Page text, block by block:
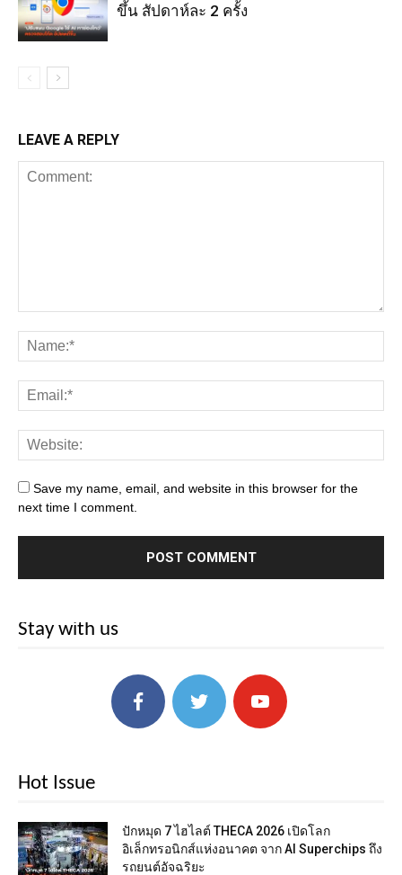
ขึ้น สัปดาห์ละ 2 ครั้ง
LEAVE A REPLY
Save my name, email, and website in this browser for the
next time I comment.
Stay with us
Hot Issue
ปักหมุด 7 ไฮไลต์ THECA 2026 เปิดโลก
อิเล็กทรอนิกส์แห่งอนาคต จาก AI Superchips ถึง
รถยนต์อัจฉริยะ